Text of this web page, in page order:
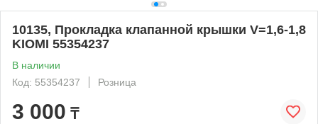
10135, Прокладка клапанной крышки V=1,6-1,8
KIOMI 55354237
В наличии
Код: 55354237
Розница
3 000 ₸